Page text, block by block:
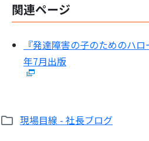
関連ページ
『発達障害の子のためのハ
年7月出版
現場目線 - 社長ブログ